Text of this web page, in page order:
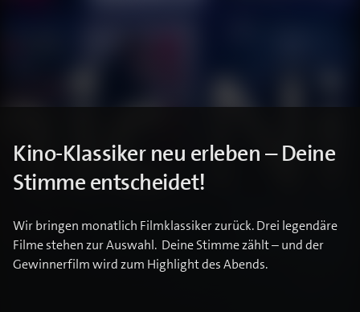
Kino-Klassiker neu erleben – Deine
Stimme entscheidet!
Wir bringen monatlich Filmklassiker zurück. Drei legendäre
Filme stehen zur Auswahl. Deine Stimme zählt – und der
Gewinnerfilm wird zum Highlight des Abends.